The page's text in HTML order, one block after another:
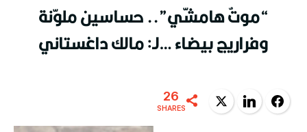
“موتٌ هامشّي”.. حساسين ملوّنة
وفراريج بيضاء …لـ: مالك داغستاني
Facebook
LinkedIn
Twitter
26
SHARES